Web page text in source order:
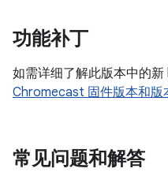
功能补丁
如需详细了解此版本中的
Chromecast 固件版本和版
常见问题和解答